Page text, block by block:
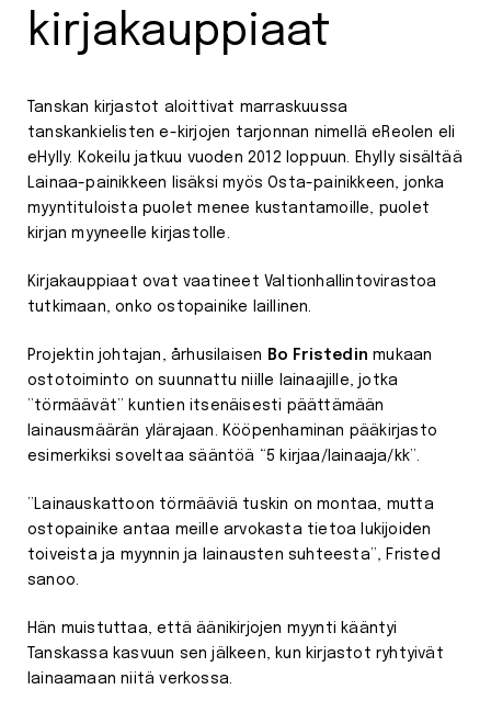
kirjakauppiaat
Tanskan kirjastot aloittivat marraskuussa
tanskankielisten e-kirjojen tarjonnan nimellä eReolen eli
eHylly. Kokeilu jatkuu vuoden 2012 loppuun. Ehylly sisältää
Lainaa-painikkeen lisäksi myös Osta-painikkeen, jonka
myyntituloista puolet menee kustantamoille, puolet
kirjan myyneelle kirjastolle.
Kirjakauppiaat ovat vaatineet Valtionhallintovirastoa
tutkimaan, onko ostopainike laillinen.
Projektin johtajan, århusilaisen Bo Fristedin mukaan
ostotoiminto on suunnattu niille lainaajille, jotka
”törmäävät” kuntien itsenäisesti päättämään
lainausmäärän ylärajaan. Kööpenhaminan pääkirjasto
esimerkiksi soveltaa sääntöä “5 kirjaa/lainaaja/kk”.
”Lainauskattoon törmääviä tuskin on montaa, mutta
ostopainike antaa meille arvokasta tietoa lukijoiden
toiveista ja myynnin ja lainausten suhteesta”, Fristed
sanoo.
Hän muistuttaa, että äänikirjojen myynti kääntyi
Tanskassa kasvuun sen jälkeen, kun kirjastot ryhtyivät
lainaamaan niitä verkossa.